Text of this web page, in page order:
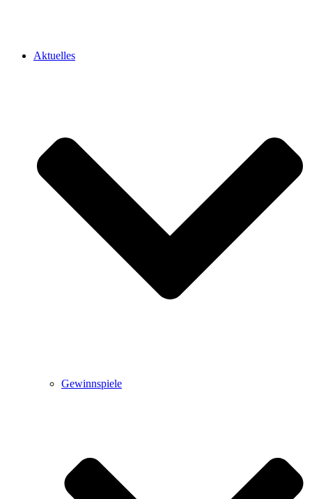
Aktuelles
Gewinnspiele